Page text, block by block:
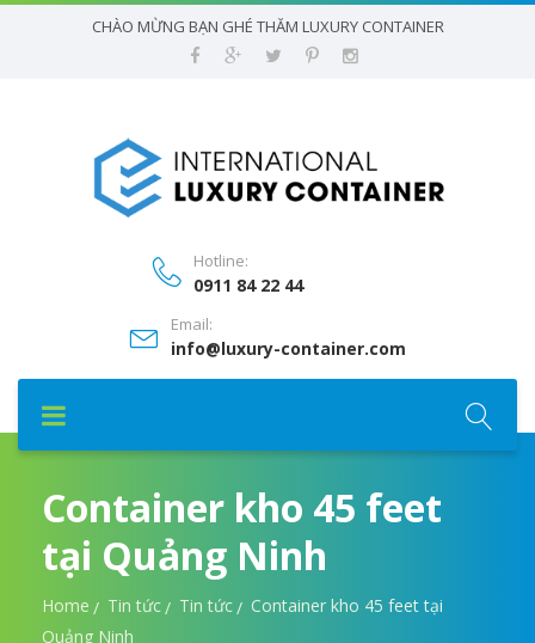
CHÀO MỪNG BẠN GHÉ THĂM LUXURY CONTAINER
Hotline:
0911 84 22 44
Email:
info@luxury-container.com
Container kho 45 feet
tại Quảng Ninh
Home Tin tức Tin tức
Container kho 45 feet tại
Quảng Ninh